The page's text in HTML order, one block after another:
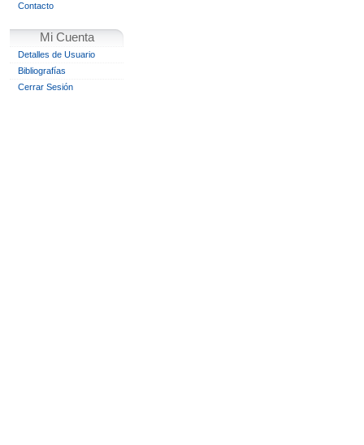
Contacto
Mi Cuenta
Detalles de Usuario
Bibliografías
Cerrar Sesión